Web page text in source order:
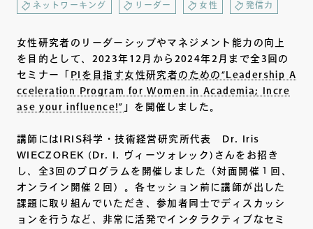
ネットワーキング リーダー 女性 発信力
女性研究者のリーダーシップやマネジメント能力の向上
を目的として、2023年12月から2024年2月まで全3回の
セミナー「 PIを目指す女性研究者のための“Leadership A
cceleration Program for Women in Academia; Incre
ase your influence!” 」を開催しました。
講師にはIRIS科学・技術経営研究所代表 Dr. Iris
WIECZOREK (Dr. I. ヴィーツォレック)さんをお招き
し、全3回のプログラムを開催しました（対面開催１回、
オンライン開催２回）。各セッション前に講師が出した
課題に取り組んでいただき、参加者同士でディスカッシ
ョンを行うなど、非常に活発でインタラクティブなセミ